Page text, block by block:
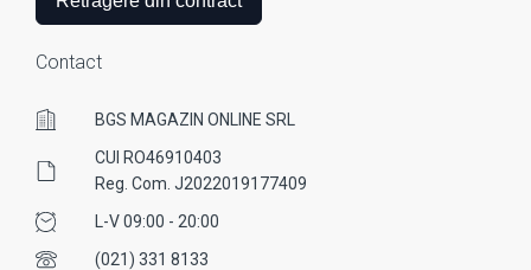
Contact
BGS MAGAZIN ONLINE SRL
CUI RO46910403
Reg. Com. J2022019177409
L-V 09:00 - 20:00
(021) 331 8133